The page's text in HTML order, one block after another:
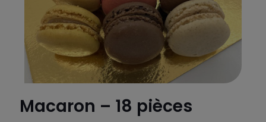
Macaron – 18 pièces